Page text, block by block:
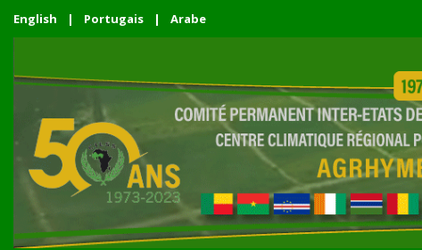
English | Portugais | Arabe